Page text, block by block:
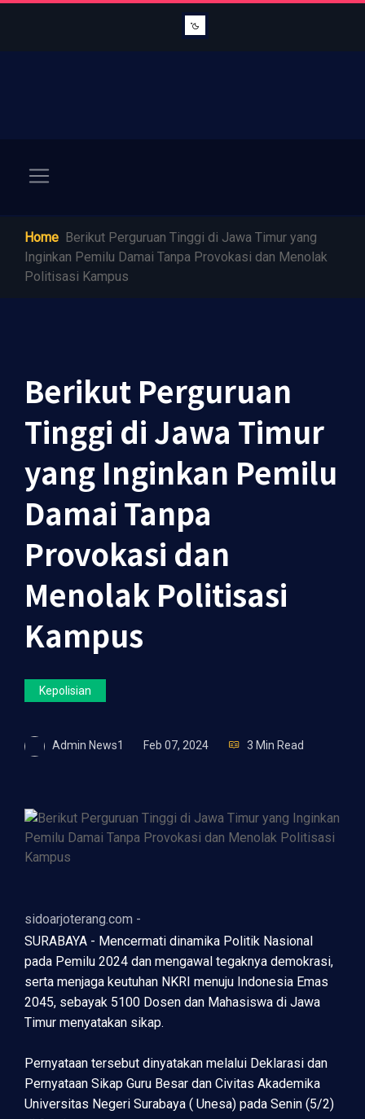
Home Berikut Perguruan Tinggi di Jawa Timur yang
Inginkan Pemilu Damai Tanpa Provokasi dan Menolak
Politisasi Kampus
Berikut Perguruan
Tinggi di Jawa Timur
yang Inginkan Pemilu
Damai Tanpa
Provokasi dan
Menolak Politisasi
Kampus
Kepolisian
Admin News1 Feb 07, 2024 3 Min Read
sidoarjoterang.com -
SURABAYA - Mencermati dinamika Politik Nasional
pada Pemilu 2024 dan mengawal tegaknya demokrasi,
serta menjaga keutuhan NKRI menuju Indonesia Emas
2045, sebayak 5100 Dosen dan Mahasiswa di Jawa
Timur menyatakan sikap.
Pernyataan tersebut dinyatakan melalui Deklarasi dan
Pernyataan Sikap Guru Besar dan Civitas Akademika
Universitas Negeri Surabaya ( Unesa) pada Senin (5/2)